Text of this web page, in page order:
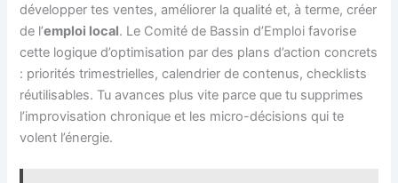
développer tes ventes, améliorer la qualité et, à terme, créer
de l’emploi local. Le Comité de Bassin d’Emploi favorise
cette logique d’optimisation par des plans d’action concrets
: priorités trimestrielles, calendrier de contenus, checklists
réutilisables. Tu avances plus vite parce que tu supprimes
l’improvisation chronique et les micro-décisions qui te
volent l’énergie.